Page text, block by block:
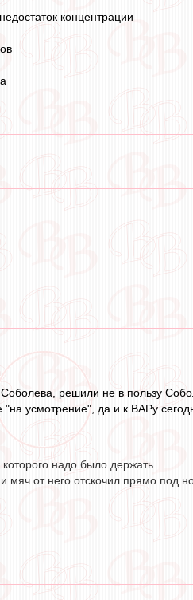
концентрации
решили не в пользу
усмотрение", да и к ВАРу
надо было держать
от него отскочил прямо под